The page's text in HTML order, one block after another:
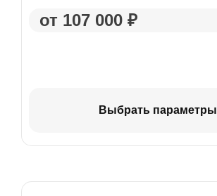
от 107 000 ₽
Выбрать параметры